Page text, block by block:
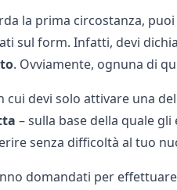
la prima circostanza,
sul form. Infatti, devi
. Ovviamente, ognuna di
cui devi solo attivare una
– sulla base della quale
senza difficoltà al tuo
domandati per